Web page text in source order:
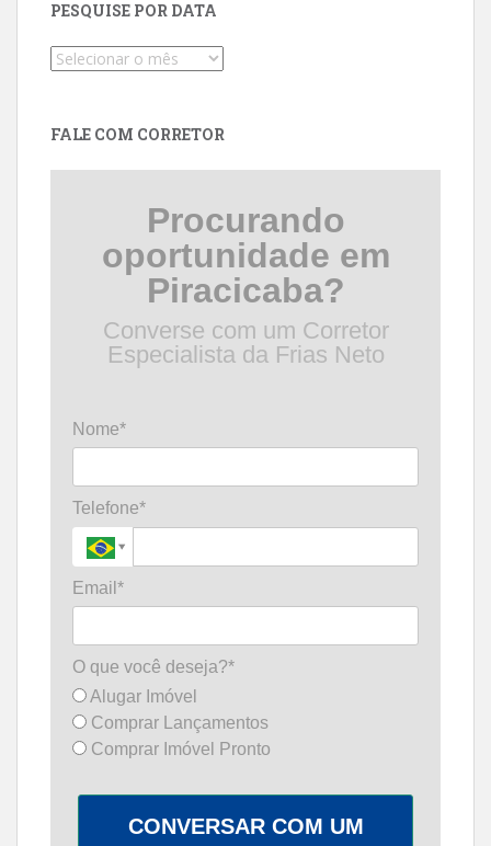
PESQUISE POR DATA
Pesquise
FALE COM CORRETOR
Procurando
oportunidade em
Piracicaba?
Converse com um Corretor
Especialista da Frias Neto
Nome*
Telefone*
Email*
O que você deseja?*
Alugar Imóvel
Comprar Lançamentos
Comprar Imóvel Pronto
CONVERSAR COM UM